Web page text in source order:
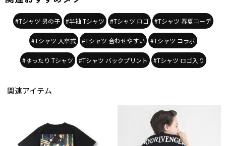
#Tシャツ 男の子 #半袖 Tシャツ #Tシャツ ロゴ #Tシャツ 春夏コーデ
#Tシャツ 入卒式 #Tシャツ 合わせやすい #Tシャツ コラボ
#ゆったり Tシャツ #Tシャツ バックプリント #Tシャツ ロゴ入り
関連アイテム